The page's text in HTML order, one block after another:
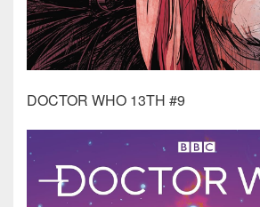
DOCTOR WHO 13TH #9